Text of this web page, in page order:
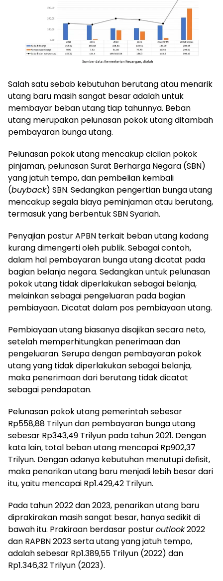
Salah satu sebab kebutuhan berutang atau menarik
utang baru masih sangat besar adalah untuk
membayar beban utang tiap tahunnya. Beban
utang merupakan pelunasan pokok utang ditambah
pembayaran bunga utang.
Pelunasan pokok utang mencakup cicilan pokok
pinjaman, pelunasan Surat Berharga Negara (SBN)
yang jatuh tempo, dan pembelian kembali
(buyback) SBN. Sedangkan pengertian bunga utang
mencakup segala biaya peminjaman atau berutang,
termasuk yang berbentuk SBN Syariah.
Penyajian postur APBN terkait beban utang kadang
kurang dimengerti oleh publik. Sebagai contoh,
dalam hal pembayaran bunga utang dicatat pada
bagian belanja negara. Sedangkan untuk pelunasan
pokok utang tidak diperlakukan sebagai belanja,
melainkan sebagai pengeluaran pada bagian
pembiayaan. Dicatat dalam pos pembiayaan utang.
Pembiayaan utang biasanya disajikan secara neto,
setelah memperhitungkan penerimaan dan
pengeluaran. Serupa dengan pembayaran pokok
utang yang tidak diperlakukan sebagai belanja,
maka penerimaan dari berutang tidak dicatat
sebagai pendapatan.
Pelunasan pokok utang pemerintah sebesar
Rp558,88 Trilyun dan pembayaran bunga utang
sebesar Rp343,49 Trilyun pada tahun 2021. Dengan
kata lain, total beban utang mencapai Rp902,37
Trilyun. Dengan adanya kebutuhan menutupi defisit,
maka penarikan utang baru menjadi lebih besar dari
itu, yaitu mencapai Rp1.429,42 Trilyun.
Pada tahun 2022 dan 2023, penarikan utang baru
diprakirakan masih sangat besar, hanya sedikit di
bawah itu. Prakiraan berdasar posturoutlook2022
dan RAPBN 2023 serta utang yang jatuh tempo,
adalah sebesar Rp1.389,55 Trilyun (2022) dan
Rp1.346,32 Trilyun (2023).